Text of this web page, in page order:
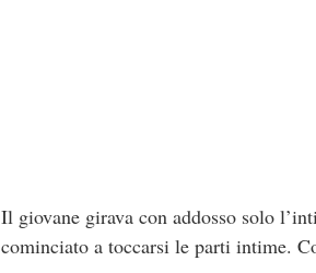
Il giovane girava con addosso solo
cominciato a toccarsi le parti intime.